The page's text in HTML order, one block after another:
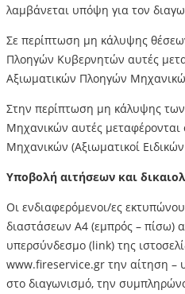
λαμβάνεται υπόψη για τον
Σε περίπτωση μη κάλυψης
Πλοηγών Κυβερνητών αυτές
Αξιωματικών Πλοηγών
Στην περίπτωση μη κάλυψης
Μηχανικών αυτές μεταφέρονται
Μηχανικών (Αξιωματικοί
Υποβολή αιτήσεων και
Οι ενδιαφερόμενοι/ες
διαστάσεων Α4 (εμπρός – πίσω)
υπερσύνδεσμο (link) της
www.fireservice.gr την αίτηση
στο διαγωνισμό, την